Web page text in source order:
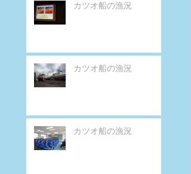
カツオ船の漁況
カツオ船の漁況
カツオ船の漁況